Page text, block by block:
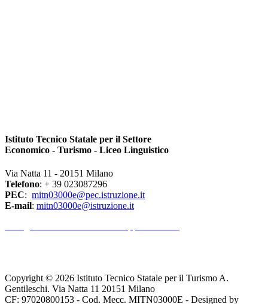
Istituto Tecnico Statale per il Settore
Economico - Turismo - Liceo Linguistico
Via Natta 11 - 20151 Milano
Telefono: + 39 023087296
PEC: mitn03000e@pec.istruzione.it
E-mail: mitn03000e@istruzione.it
Copyright © 2026 Istituto Tecnico Statale per il Turismo A.
Gentileschi. Via Natta 11 20151 Milano
CF: 97020800153 - Cod. Mecc. MITN03000E - Designed by